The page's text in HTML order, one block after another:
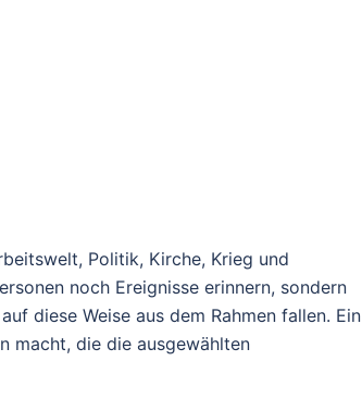
Politik, Kirche, Krieg und
noch Ereignisse erinnern, sondern
diese Weise aus dem Rahmen fallen. Ein
macht, die die ausgewählten